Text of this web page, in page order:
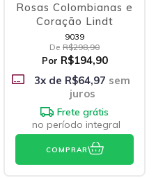
Rosas Colombianas e
Coração Lindt
9039
De R$298,90
Por R$194,90
3x de R$64,97 sem
juros
Frete grátis
no período integral
COMPRAR